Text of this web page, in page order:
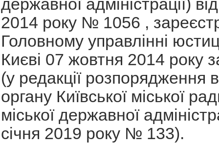
державної адміністрації)
2014 року № 1056 ,
Головному управлінні
Києві 07 жовтня 2014 року
(у редакції розпорядження
органу Київської міської
міської державної
січня 2019 року № 133).